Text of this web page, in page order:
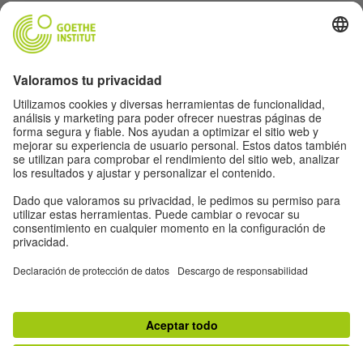
Protección de datos y accesibilidad
Este sitio web pretende ser accesible y útil para el
mayor número de personas posible. Utilizamos los
datos personales de acuerdo a nuestra política de
privacidad.
Protección de datos y accesibilidad
Accesibilidad
Aviso legal Política de privacidad